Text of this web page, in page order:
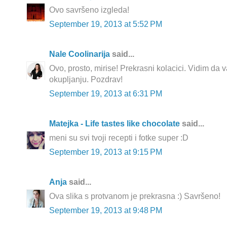
Ovo savršeno izgleda!
September 19, 2013 at 5:52 PM
Nale Coolinarija said...
Ovo, prosto, mirise! Prekrasni kolacici. Vidim da
okupljanju. Pozdrav!
September 19, 2013 at 6:31 PM
Matejka - Life tastes like chocolate said...
meni su svi tvoji recepti i fotke super :D
September 19, 2013 at 9:15 PM
Anja said...
Ova slika s protvanom je prekrasna :) Savršeno!
September 19, 2013 at 9:48 PM